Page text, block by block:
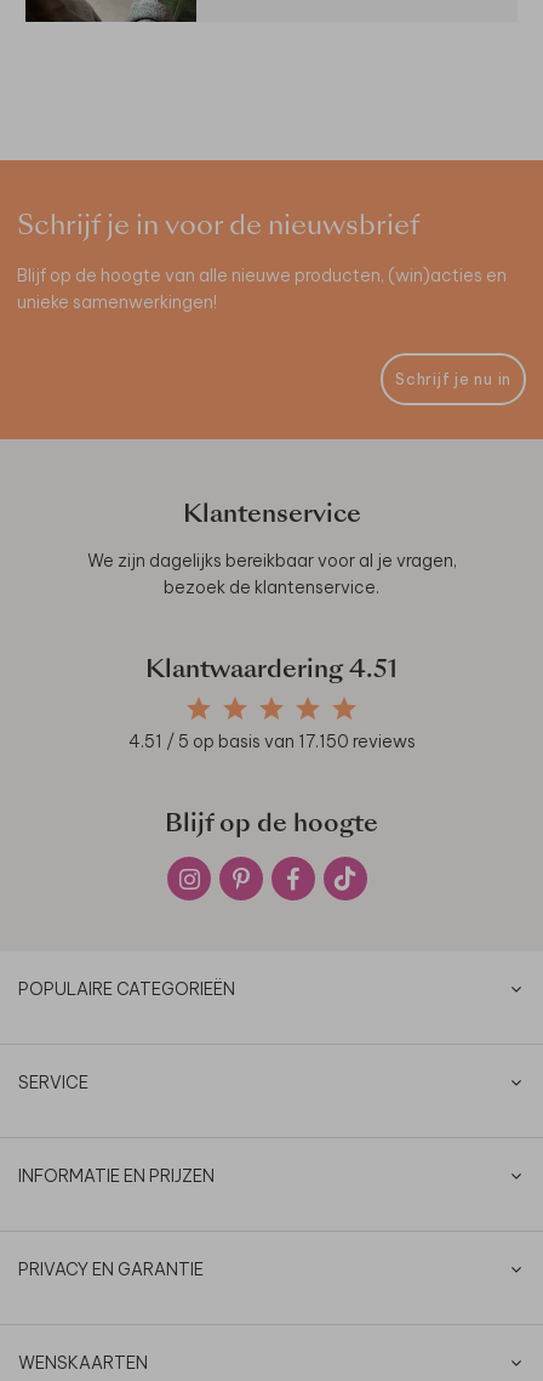
Schrijf je in voor de nieuwsbrief
Blijf op de hoogte van alle nieuwe producten, (win)acties en
unieke samenwerkingen!
Schrijf je nu in
Klantenservice
We zijn dagelijks bereikbaar voor al je vragen,
bezoek de klantenservice.
Klantwaardering 4.51
4.51 / 5 op basis van 17.150 reviews
Blijf op de hoogte
POPULAIRE CATEGORIEËN
SERVICE
INFORMATIE EN PRIJZEN
PRIVACY EN GARANTIE
WENSKAARTEN